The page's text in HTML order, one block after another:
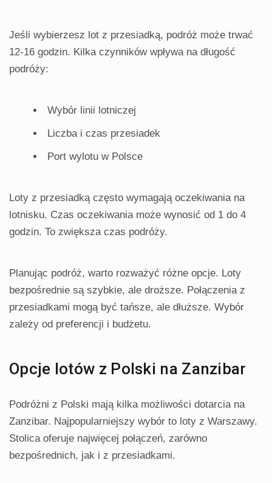
Jeśli wybierzesz lot z przesiadką, podróż może trwać
12-16 godzin. Kilka czynników wpływa na długość
podróży:
Wybór linii lotniczej
Liczba i czas przesiadek
Port wylotu w Polsce
Loty z przesiadką często wymagają oczekiwania na
lotnisku. Czas oczekiwania może wynosić od 1 do 4
godzin. To zwiększa czas podróży.
Planując podróż, warto rozważyć różne opcje. Loty
bezpośrednie są szybkie, ale droższe. Połączenia z
przesiadkami mogą być tańsze, ale dłuższe. Wybór
zależy od preferencji i budżetu.
Opcje lotów z Polski na Zanzibar
Podróżni z Polski mają kilka możliwości dotarcia na
Zanzibar. Najpopularniejszy wybór to loty z Warszawy.
Stolica oferuje najwięcej połączeń, zarówno
bezpośrednich, jak i z przesiadkami.